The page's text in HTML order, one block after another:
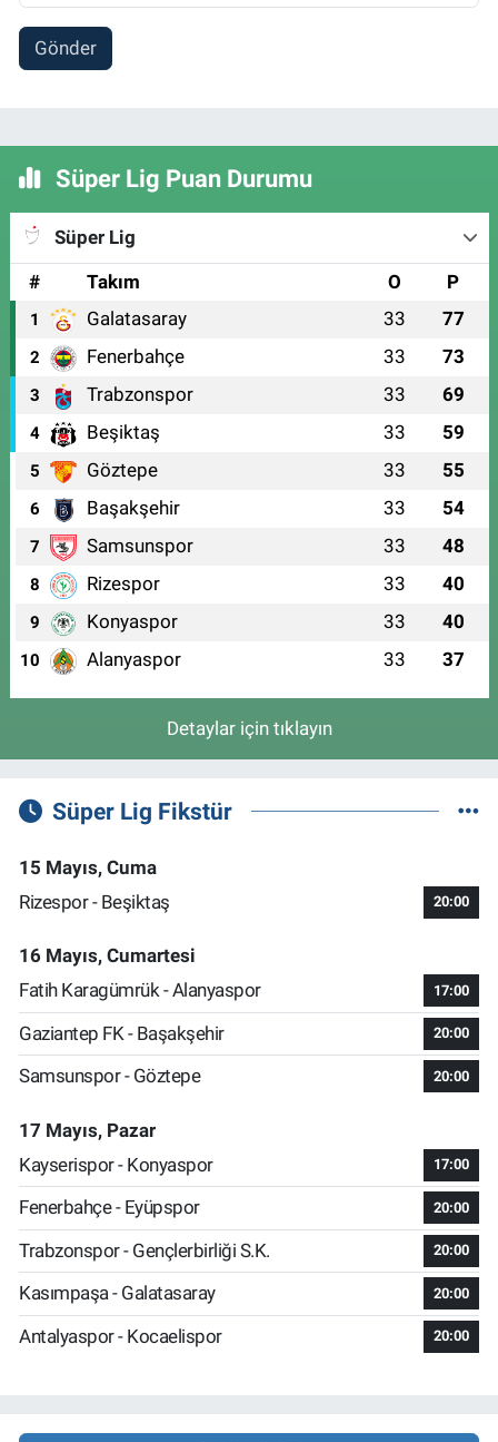
Gönder
Süper Lig Puan Durumu
Süper Lig
#
Takım O P
1 Galatasaray 33 77
2 Fenerbahçe 33 73
3 Trabzonspor 33 69
4 Beşiktaş 33 59
5 Göztepe 33 55
6 Başakşehir 33 54
7 Samsunspor 33 48
8 Rizespor 33 40
9 Konyaspor 33 40
10 Alanyaspor 33 37
Detaylar için tıklayın
Süper Lig Fikstür
15 Mayıs, Cuma
Rizespor - Beşiktaş
20:00
16 Mayıs, Cumartesi
Fatih Karagümrük - Alanyaspor
17:00
Gaziantep FK - Başakşehir 20:00
Samsunspor - Göztepe 20:00
17 Mayıs, Pazar
Kayserispor - Konyaspor
17:00
Fenerbahçe - Eyüpspor 20:00
Trabzonspor - Gençlerbirliği S.K. 20:00
Kasımpaşa - Galatasaray 20:00
Antalyaspor - Kocaelispor 20:00